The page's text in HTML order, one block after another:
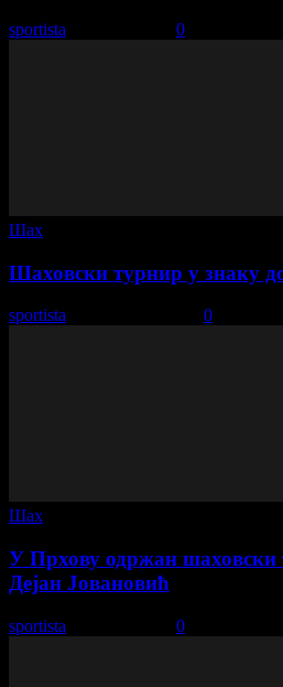
sportista 0
Шах
Шаховски турнир у знаку
sportista 0
Шах
У Прхову одржан шаховски
Дејан Јовановић
sportista 0